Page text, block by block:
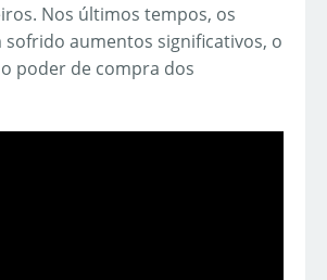
Nos últimos tempos, os
aumentos significativos, o
poder de compra dos